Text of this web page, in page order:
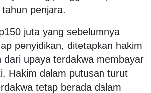
penjara.
juta yang sebelumnya
penyidikan, ditetapkan hakim
dari upaya terdakwa membayar
Hakim dalam putusan turut
tetap berada dalam